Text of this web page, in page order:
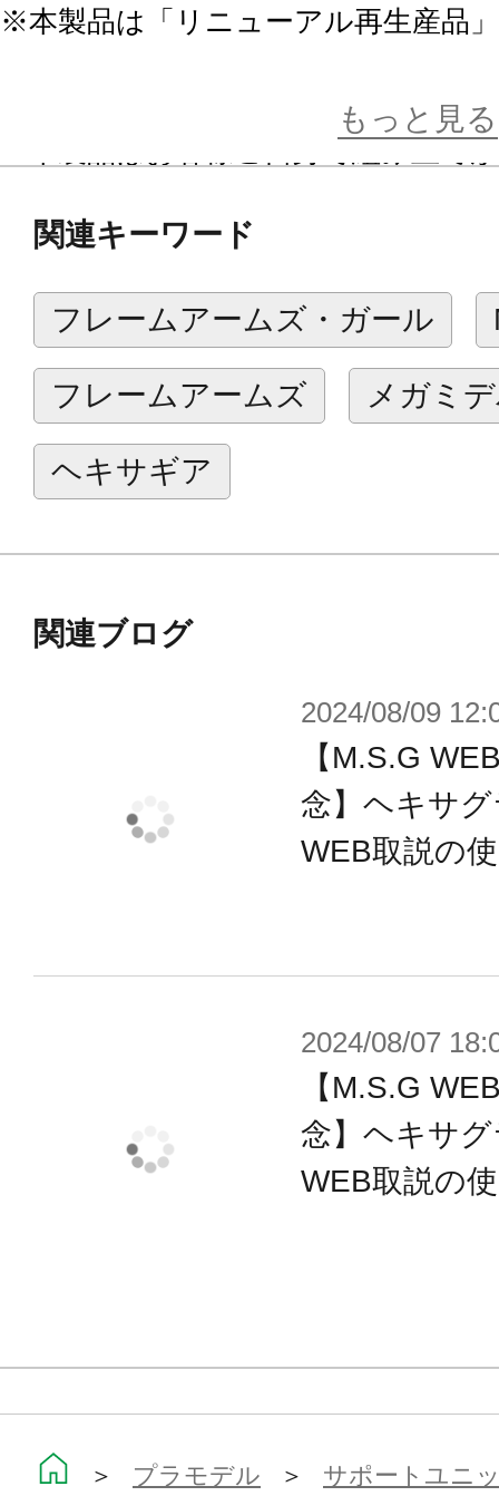
※本製品は「リニューアル再生産品
※画像は開発中のイメージです。実
もっと見る
関連キーワード
フレームアームズ・ガール
フレームアームズ メガミ
ヘキサギア
関連ブログ
2024/08/09
【M.S.G
念】ヘキサ
WEB取説の
2024/08/07
【M.S.G
念】ヘキサ
WEB取説の
＞ プラモデル ＞ サポートユニ